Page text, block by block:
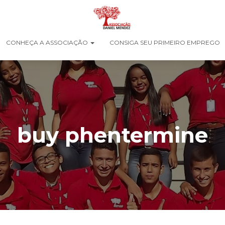
CONHEÇA A ASSOCIAÇÃO CONSIGA SEU PRIMEIRO EMPREGO
buy phentermine